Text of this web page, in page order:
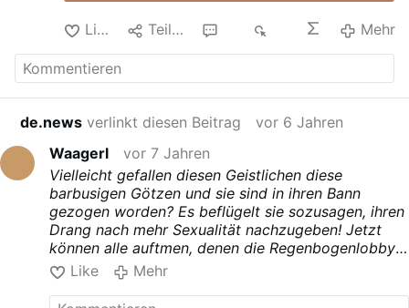
Like Teilen Mehr
de.news verlinkt diesen Beitrag
vor 6 Jahren
Waagerl
vor 7 Jahren
Vielleicht gefallen diesen Geistlichen diese
barbusigen Götzen und sie sind in ihren Bann
gezogen worden? Es beflügelt sie sozusagen, ihren
Drang nach mehr Sexualität nachzugeben! Jetzt
können alle auftmen, denen die Regenbogenlobby
am Herzen liegt.
Like Mehr